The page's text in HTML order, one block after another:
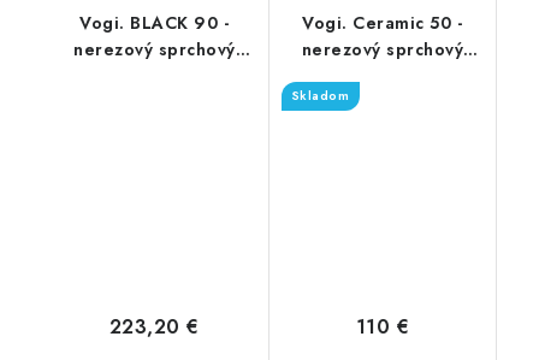
Vogi. BLACK 90 -
nerezový sprchový
223,20 €
Vogi. Ceramic 50 -
nerezový sprchový
Skladom
110 €